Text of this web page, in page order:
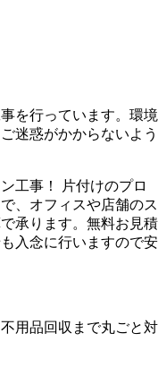
を行っています。環境
迷惑がかからないよう
用品回収まで丸ごと対